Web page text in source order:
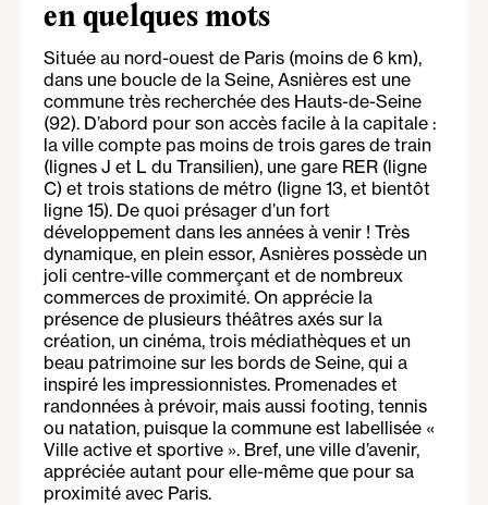
en quelques mots
Située au nord-ouest de Paris (moins de 6 km),
dans une boucle de la Seine, Asnières est une
commune très recherchée des Hauts-de-Seine
(92). D’abord pour son accès facile à la capitale :
la ville compte pas moins de trois gares de train
(lignes J et L du Transilien), une gare RER (ligne
C) et trois stations de métro (ligne 13, et bientôt
ligne 15). De quoi présager d’un fort
développement dans les années à venir ! Très
dynamique, en plein essor, Asnières possède un
joli centre-ville commerçant et de nombreux
commerces de proximité. On apprécie la
présence de plusieurs théâtres axés sur la
création, un cinéma, trois médiathèques et un
beau patrimoine sur les bords de Seine, qui a
inspiré les impressionnistes. Promenades et
randonnées à prévoir, mais aussi footing, tennis
ou natation, puisque la commune est labellisée «
Ville active et sportive ». Bref, une ville d’avenir,
appréciée autant pour elle-même que pour sa
proximité avec Paris.